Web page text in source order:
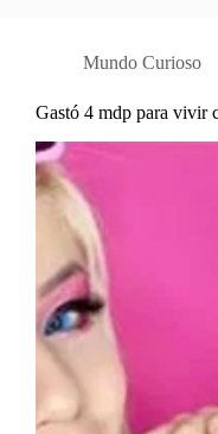
Mundo Curioso
Gastó 4 mdp para vivir